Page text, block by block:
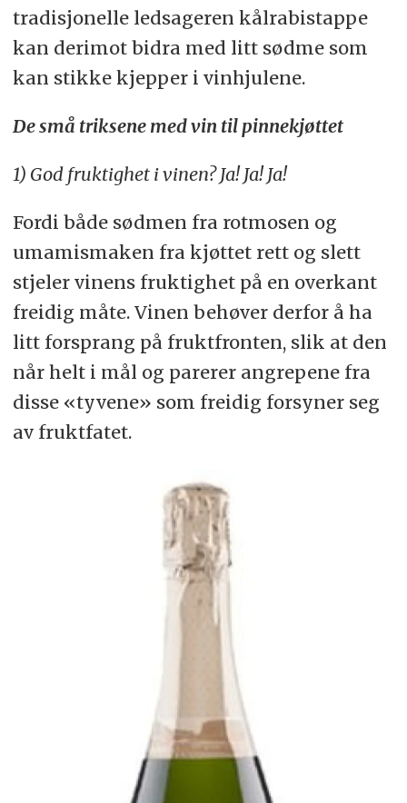
tradisjonelle ledsageren kålrabistappe
kan derimot bidra med litt sødme som
kan stikke kjepper i vinhjulene.
De små triksene med vin til pinnekjøttet
1) God fruktighet i vinen? Ja! Ja! Ja!
Fordi både sødmen fra rotmosen og
umamismaken fra kjøttet rett og slett
stjeler vinens fruktighet på en overkant
freidig måte. Vinen behøver derfor å ha
litt forsprang på fruktfronten, slik at den
når helt i mål og parerer angrepene fra
disse «tyvene» som freidig forsyner seg
av fruktfatet.